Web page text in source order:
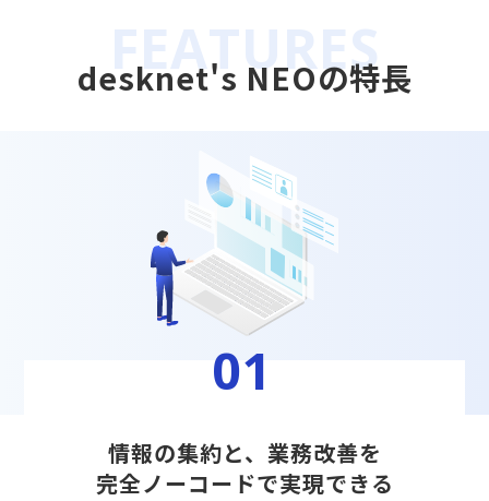
desknet's NEOの特長
01
情報の集約と、業務改善を
完全ノーコードで実現できる